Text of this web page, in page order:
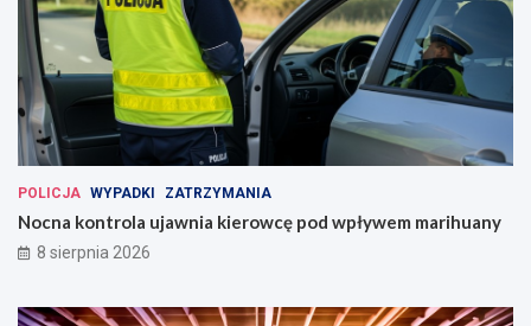
POLICJA WYPADKI ZATRZYMANIA
Nocna kontrola ujawnia kierowcę pod wpływem marihuany
8 sierpnia 2026